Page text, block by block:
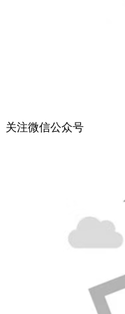
关注微信公众号